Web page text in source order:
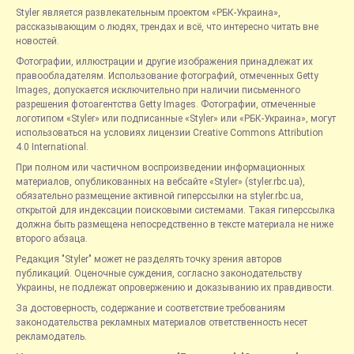
Styler является развлекательным проектом «РБК-Украина»,
рассказывающим о людях, трендах и всё, что интересно читать вне
новостей.
Фотографии, иллюстрации и другие изображения принадлежат их
правообладателям. Использование фотографий, отмеченных Getty
Images, допускается исключительно при наличии письменного
разрешения фотоагентства Getty Images. Фотографии, отмеченные
логотипом «Styler» или подписанные «Styler» или «РБК-Украина», могут
использоваться на условиях лицензии Creative Commons Attribution
4.0 International.
При полном или частичном воспроизведении информационных
материалов, опубликованных на вебсайте «Styler» (styler.rbc.ua),
обязательно размещение активной гиперссылки на styler.rbc.ua,
открытой для индексации поисковыми системами. Такая гиперссылка
должна быть размещена непосредственно в тексте материала не ниже
второго абзаца.
Редакция "Styler" может не разделять точку зрения авторов
публикаций. Оценочные суждения, согласно законодательству
Украины, не подлежат опровержению и доказыванию их правдивости.
За достоверность, содержание и соответствие требованиям
законодательства рекламных материалов ответственность несет
рекламодатель.